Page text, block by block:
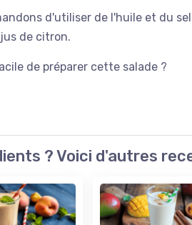
d'utiliser de l'huile et du
de citron.
de préparer cette salade ?
? Voici d'autres